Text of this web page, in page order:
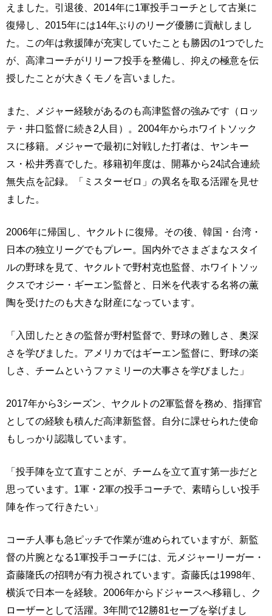
えました。引退後、2014年に1軍投手コーチとして古巣に
復帰し、2015年には14年ぶりのリーグ優勝に貢献しまし
た。この年は救援陣が充実していたことも勝因の1つでした
が、高津コーチがリリーフ投手を整備し、抑えの極意を伝
授したことが大きくモノを言いました。
また、メジャー経験があるのも高津監督の強みです（ロッ
テ・井口監督に続き2人目）。2004年からホワイトソック
スに移籍。メジャーで最初に対戦した打者は、ヤンキー
ス・松井秀喜でした。移籍初年度は、開幕から24試合連続
無失点を記録。「ミスターゼロ」の異名を取る活躍を見せ
ました。
2006年に帰国し、ヤクルトに復帰。その後、韓国・台湾・
日本の独立リーグでもプレー。国内外でさまざまなスタイ
ルの野球を見て、ヤクルトで野村克也監督、ホワイトソッ
クスでオジー・ギーエン監督と、日米を代表する名将の薫
陶を受けたのも大きな財産になっています。
「入団したときの監督が野村監督で、野球の難しさ、奥深
さを学びました。アメリカではギーエン監督に、野球の楽
しさ、チームというファミリーの大事さを学びました」
2017年から3シーズン、ヤクルトの2軍監督を務め、指揮官
としての経験も積んだ高津新監督。自分に課せられた使命
もしっかり認識しています。
「投手陣を立て直すことが、チームを立て直す第一歩だと
思っています。1軍・2軍の投手コーチで、素晴らしい投手
陣を作って行きたい」
コーチ人事も急ピッチで作業が進められていますが、新監
督の片腕となる1軍投手コーチには、元メジャーリーガー・
斎藤隆氏の招聘が有力視されています。斎藤氏は1998年、
横浜で日本一を経験。2006年からドジャースへ移籍し、ク
ローザーとして活躍。3年間で12勝81セーブを挙げまし